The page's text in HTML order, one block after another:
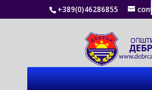
+389(0)46286855